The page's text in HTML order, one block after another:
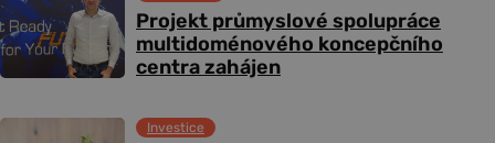
Projekt průmyslové spolupráce
multidoménového koncepčního
centra zahájen
Investice